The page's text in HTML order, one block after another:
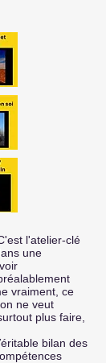
l'atelier-clé
une
vraiment, ce
ne veut
faire,
bilan des